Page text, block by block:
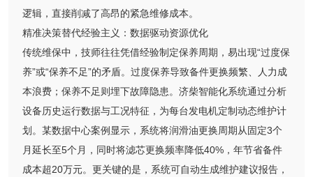
逻辑，直接削减了高昂的紧急维修成本。
精准决策替代经验主义：数据驱动资源优化
传统维保中，技师往往凭借经验制定保养周期，易出现“过度保
养”或“保养不足”的矛盾。过度保养导致备件更换频繁、人力成
本浪费；保养不足则埋下故障隐患。济柴智能化系统通过分析
设备历史运行数据与工况特征，为每台发电机定制动态维护计
划。某数据中心案例显示，系统将润滑油更换周期从固定3个
月延长至5个月，同时将滤芯更换频率降低40%，年节省备件
成本超20万元。更关键的是，系统可自动生成维护建议报告，